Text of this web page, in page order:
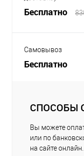
Бесплатно
Самовывоз
Бесплатно
СПОСОБЫ
Вы можете
или по
на сайте онлайн.